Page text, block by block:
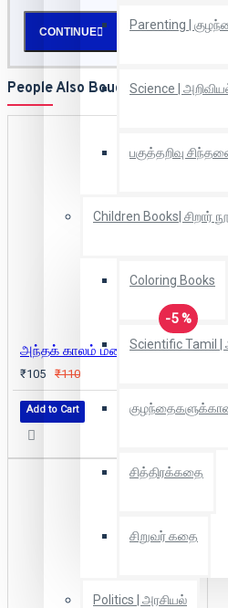
Parenting |
Science |
பகுத்தறிவு
Children Books| சிறார்
Coloring Books
Scientific Tamil
சித்திரக்கதை
சிறுவர் கதை
Politics | அரசியல்
CONTINUE
People Also Bought
-5 %
அந்தக் காலம் மலையேறிப்போனது
₹105 ₹110
Add to Cart